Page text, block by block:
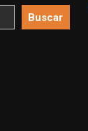
Buscar